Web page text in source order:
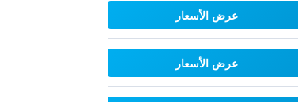
عرض الأسعار
عرض الأسعار